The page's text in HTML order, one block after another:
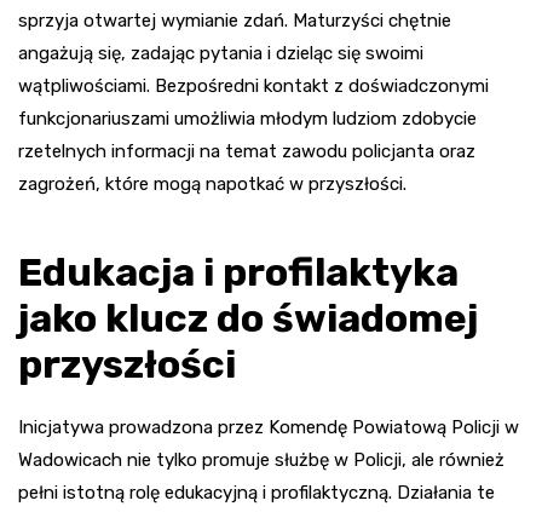
sprzyja otwartej wymianie zdań. Maturzyści chętnie
angażują się, zadając pytania i dzieląc się swoimi
wątpliwościami. Bezpośredni kontakt z doświadczonymi
funkcjonariuszami umożliwia młodym ludziom zdobycie
rzetelnych informacji na temat zawodu policjanta oraz
zagrożeń, które mogą napotkać w przyszłości.
Edukacja i profilaktyka
jako klucz do świadomej
przyszłości
Inicjatywa prowadzona przez Komendę Powiatową Policji w
Wadowicach nie tylko promuje służbę w Policji, ale również
pełni istotną rolę edukacyjną i profilaktyczną. Działania te